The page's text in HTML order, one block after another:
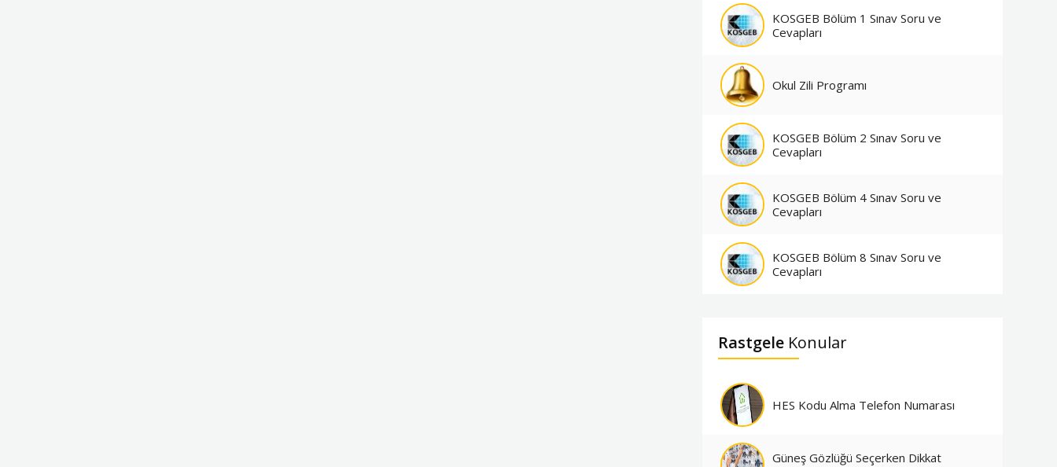
KOSGEB Bölüm 1 Sınav Soru ve
Cevapları
Okul Zili Programı
KOSGEB Bölüm 2 Sınav Soru ve
Cevapları
KOSGEB Bölüm 4 Sınav Soru ve
Cevapları
KOSGEB Bölüm 8 Sınav Soru ve
Cevapları
Rastgele Konular
HES Kodu Alma Telefon Numarası
Güneş Gözlüğü Seçerken Dikkat